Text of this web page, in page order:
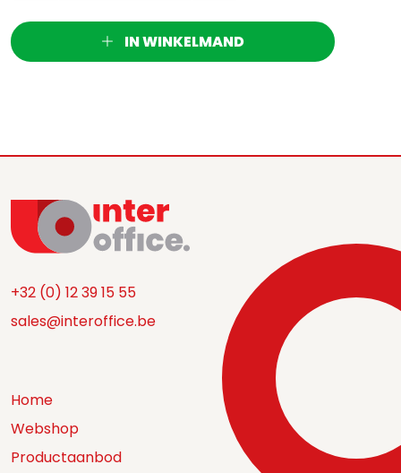
IN WINKELMAND
+32 (0) 12 39 15 55
sales@interoffice.be
Home
Webshop
Productaanbod